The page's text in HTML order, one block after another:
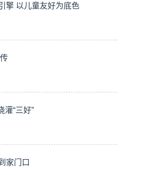
擎 以儿童友好为底色
灌“三好”
家门口